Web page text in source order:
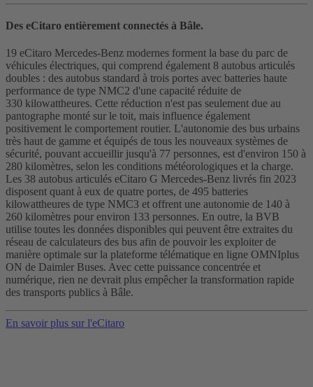
Des eCitaro entièrement connectés à Bâle.
19 eCitaro Mercedes‑Benz modernes forment la base du parc de
véhicules électriques, qui comprend également 8 autobus articulés
doubles : des autobus standard à trois portes avec batteries haute
performance de type NMC2 d'une capacité réduite de
330 kilowattheures. Cette réduction n'est pas seulement due au
pantographe monté sur le toit, mais influence également
positivement le comportement routier. L'autonomie des bus urbains
très haut de gamme et équipés de tous les nouveaux systèmes de
sécurité, pouvant accueillir jusqu'à 77 personnes, est d'environ 150 à
280 kilomètres, selon les conditions météorologiques et la charge.
Les 38 autobus articulés eCitaro G Mercedes‑Benz livrés fin 2023
disposent quant à eux de quatre portes, de 495 batteries
kilowattheures de type NMC3 et offrent une autonomie de 140 à
260 kilomètres pour environ 133 personnes. En outre, la BVB
utilise toutes les données disponibles qui peuvent être extraites du
réseau de calculateurs des bus afin de pouvoir les exploiter de
manière optimale sur la plateforme télématique en ligne OMNIplus
ON de Daimler Buses. Avec cette puissance concentrée et
numérique, rien ne devrait plus empêcher la transformation rapide
des transports publics à Bâle.
En savoir plus sur l'eCitaro